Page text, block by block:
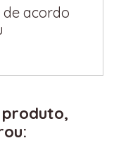
acordo
produto,